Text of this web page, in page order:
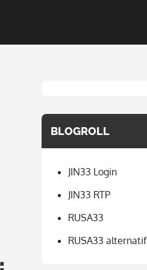
BLOGROLL
JIN33 Login
JIN33 RTP
RUSA33
RUSA33 alternatif